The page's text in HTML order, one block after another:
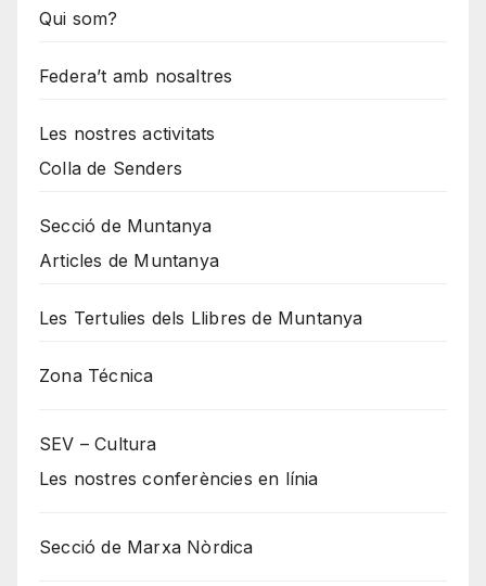
Qui som?
Federa’t amb nosaltres
Les nostres activitats
Colla de Senders
Secció de Muntanya
Articles de Muntanya
Les Tertulies dels Llibres de Muntanya
Zona Técnica
SEV – Cultura
Les nostres conferències en línia
Secció de Marxa Nòrdica